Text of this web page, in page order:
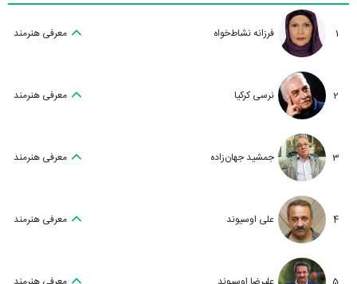
1 فرزانه نشاط‌خواه معرفی هنرمند
2 نرسی کرکیا معرفی هنرمند
3 جمشید جهان‌زاده معرفی هنرمند
4 علی اوسیوند معرفی هنرمند